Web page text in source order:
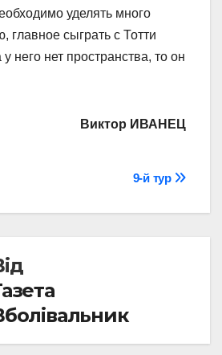
уделять много
главное сыграть с Тотти
него нет пространства, то он
Виктор ИВАНЕЦ
9-й тур